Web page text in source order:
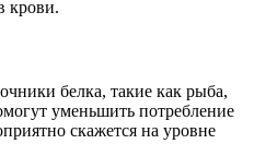
крови.
белка, такие как рыба,
уменьшить потребление
скажется на уровне